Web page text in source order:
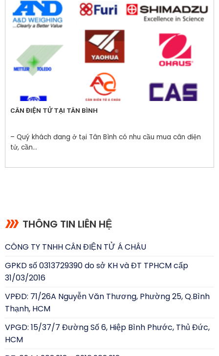
CÂN ĐIỆN TỬ TẠI TÂN BÌNH
– Quý khách đang ở tại Tân Bình có nhu cầu mua cân điện
tử, cần...
THÔNG TIN LIÊN HỆ
CÔNG TY TNHH CÂN ĐIỆN TỬ Á CHÂU
GPKD số 0313729390 do sở KH và ĐT TPHCM cấp
31/03/2016
VPĐD: 71/26A Nguyễn Văn Thương, Phường 25, Q.Bình
Thạnh, HCM
VPGD: 15/37/7 Đường Số 6, Hiệp Bình Phước, Thủ Đức,
HCM